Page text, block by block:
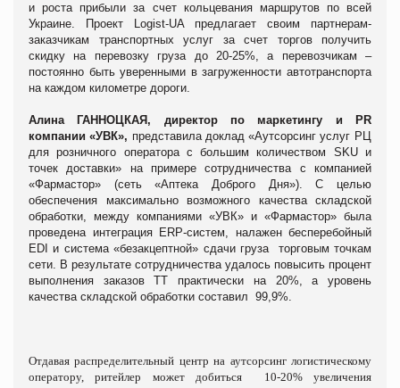
и роста прибыли за счет кольцевания маршрутов по всей
Украине. Проект Logist-UA предлагает своим партнерам-
заказчикам транспортных услуг за счет торгов получить
скидку на перевозку груза до 20-25%, а перевозчикам –
постоянно быть уверенными в загруженности автотранспорта
на каждом километре дороги.
Алина ГАННОЦКАЯ, директор по маркетингу и
PR
компании «УВК», представила доклад «Аутсорсинг услуг РЦ
для розничного оператора с большим количеством SKU и
точек доставки» напримере сотрудничества с компанией
«Фармастор» (сеть «Аптека Доброго Дня»).С целью
обеспечения максимально возможного качества складской
обработки, между компаниями «УВК» и «Фармастор» была
проведена интеграция ERP-систем, налажен бесперебойный
EDI
и система «безакцептной» сдачи груза торговым точкам
сети. В результате сотрудничества удалось повысить процент
выполнения заказов ТТ практически на 20%, а уровень
качества складской обработки составил 99,9%.
Отдавая распределительный центр на аутсорсинг логистическому
оператору, ритейлер может добиться 10-20% увеличения